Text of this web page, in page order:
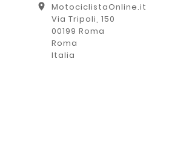
location_on
MotociclistaOnline.it
Via Tripoli, 150
00199 Roma
Roma
Italia